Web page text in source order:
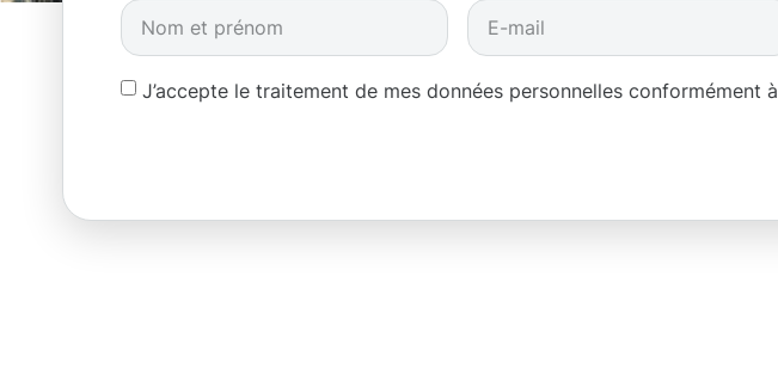
J’accepte le traitement de mes données personnelles conformément à